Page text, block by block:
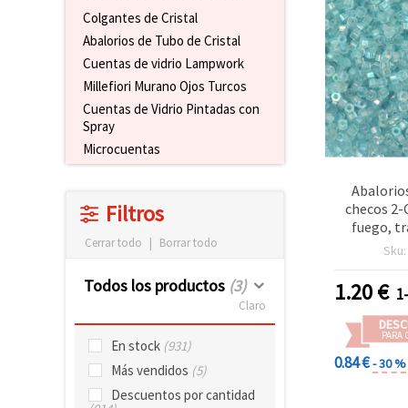
Colgantes de Cristal
Abalorios de Tubo de Cristal
Cuentas de vidrio Lampwork
Millefiori Murano Ojos Turcos
Cuentas de Vidrio Pintadas con
Spray
Microcuentas
Filtros
Cerrar todo | Borrar todo
Todos los productos (3)
Claro
En stock (931)
Más vendidos (5)
Descuentos por cantidad
checos
fuego,
irisado
agujero
Sku:
1.20€
PARA
0.84 €- 30 %